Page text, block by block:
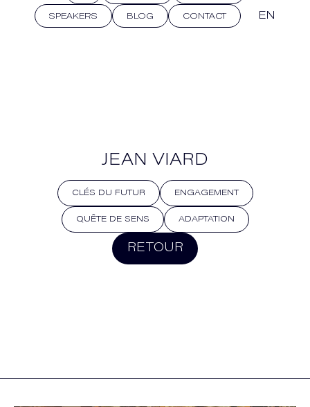
SPEAKERS BLOG CONTACT EN
JEAN VIARD
CLÉS DU FUTUR ENGAGEMENT
QUÊTE DE SENS ADAPTATION
RETOUR